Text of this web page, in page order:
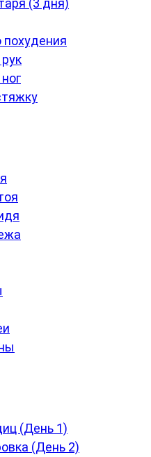
(3 дня)
(День 1)
(День 2)